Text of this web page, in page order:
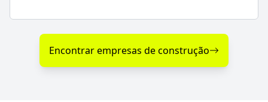
Encontrar empresas de construção